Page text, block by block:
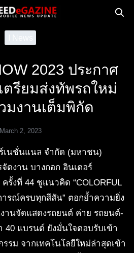
I News
2023 ประกาศ
ตรียมส่งทัพรถใหม่
มงานเต็มพิกัด
March 2, 2023
เนชั่นแนล จำกัด (มหาชน)
ดงาน บางกอก อินเตอร์
รั้งที่ 44 ชูแนวคิด “COLORFUL
ารณ์ครบทุกสีสัน” ตอกย้ำความยิ่ง
านจัดแสดงรถยนต์ ค่าย รถยนต์-
40 แบรนด์ ยังมั่นใจตอบรับเข้า
รม จากเทคโนโลยีใหม่ล่าสุดเข้า